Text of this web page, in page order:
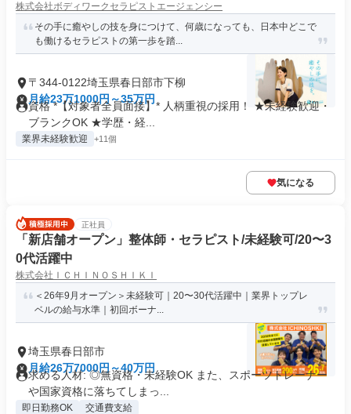
株式会社ボディワークセラピストエージェンシー
その手に癒やしの技を身につけて、何歳になっても、日本中どこで
も働けるセラピストの第一歩を踏...
〒344-0122埼玉県春日部市下柳
月給23万1000円～35万円
資格 *【対象者全員面接】* 人柄重視の採用！ ★未経験歓迎・
ブランクOK ★学歴・経...
業界未経験歓迎 +11個
気になる
正社員
「新店舗オープン」整体師・セラピスト/未経験可/20〜3
0代活躍中
株式会社ＩＣＨＩＮＯＳＨＩＫＩ
＜26年9月オープン＞未経験可｜20〜30代活躍中｜業界トップレ
ベルの給与水準｜初回ボーナ...
埼玉県春日部市
月給26万7000円～40万円
求める人材: ◎無資格・未経験OK また、スポーツトレーナー
や国家資格に落ちてしまっ...
即日勤務OK 交通費支給